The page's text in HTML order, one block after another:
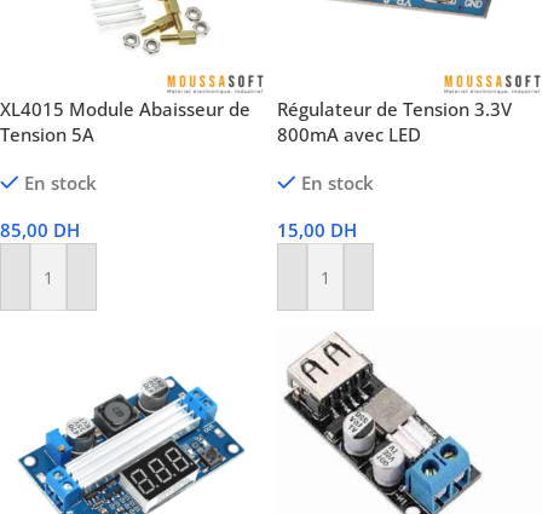
XL4015 Module Abaisseur de
Tension 5A
En stock
85,00 DH
Ajouter Au Panier
Régulateur de Tension 3.3V
800mA avec LED
En stock
15,00 DH
Ajouter Au Panier